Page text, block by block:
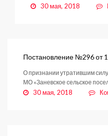
30 мая, 2018
Постановление №296 от
О признании утратившим
МО «Заневское сельское
30 мая, 2018